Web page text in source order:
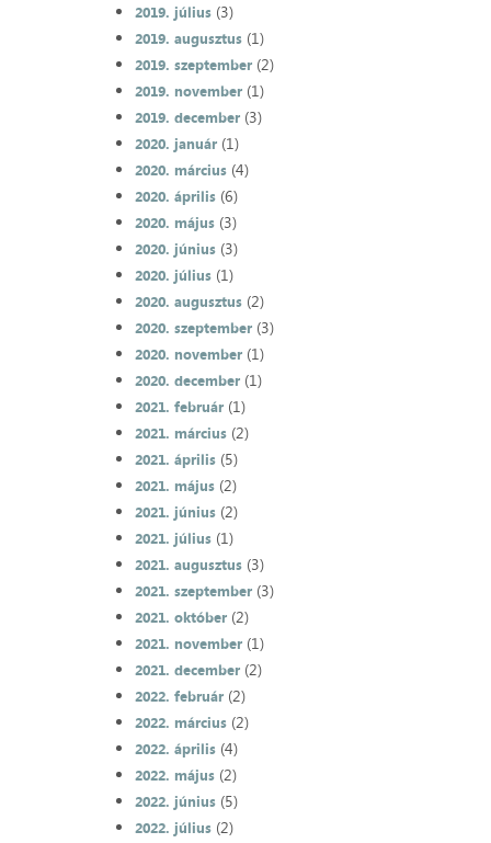
2019. július(3)
2019. augusztus(1)
2019. szeptember(2)
2019. november(1)
2019. december(3)
2020. január(1)
2020. március(4)
2020. április(6)
2020. május(3)
2020. június(3)
2020. július(1)
2020. augusztus(2)
2020. szeptember(3)
2020. november(1)
2020. december(1)
2021. február(1)
2021. március(2)
2021. április(5)
2021. május(2)
2021. június(2)
2021. július(1)
2021. augusztus(3)
2021. szeptember(3)
2021. október(2)
2021. november(1)
2021. december(2)
2022. február(2)
2022. március(2)
2022. április(4)
2022. május(2)
2022. június(5)
2022. július(2)